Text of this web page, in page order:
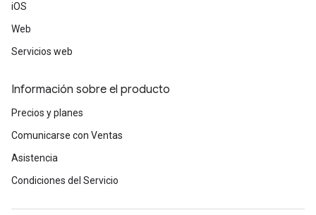
iOS
Web
Servicios web
Información sobre el producto
Precios y planes
Comunicarse con Ventas
Asistencia
Condiciones del Servicio